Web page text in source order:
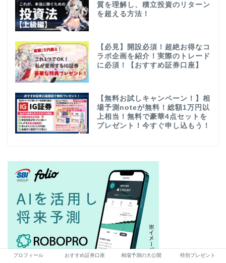
質を理解し、積立投資のリターン
を超える方法！
【必見】開設必須！超絶お得なコ
ラボ企画を紹介！実際のトレード
に必須！【おすすめ証券口座】
【無料お試しキャンペーン！】相
場予測noteが無料！総額1万円以
上相当！無料で豪華4点セットを
プレゼント！今すぐ申し込もう！
プロフィール おすすめ証券口座 相場予測の大公開 特別プレゼント